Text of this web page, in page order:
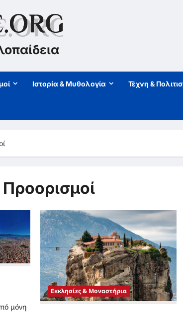
Ιστορία & Μυθολογία Τέχνη &
μόνη
Εκκλησίες & Μοναστήρια